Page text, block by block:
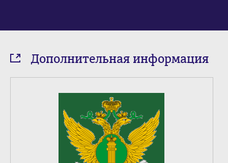
Дополнительная информация